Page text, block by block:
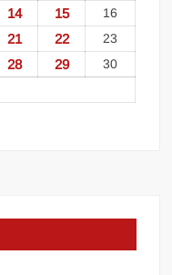
14 15 16
21 22 23
28 29 30